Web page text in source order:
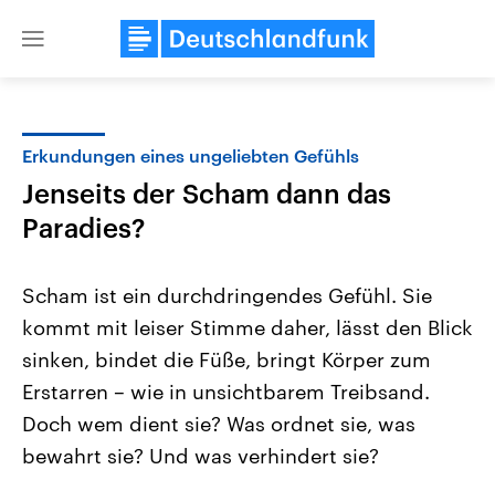
Close
Landtagswahl Sachsen-Anhalt
2026
Alle Informationen
September 2026 einen neuen
USA
Aktuelle Beiträge,
Hintergründe
Wirtschaftlich und
gehören die Vereinigten
Erkundungen eines ungeliebten Gefühls
Jenseits der Scham dann das
Paradies?
Scham ist ein durchdringendes Gefühl. Sie
kommt mit leiser Stimme daher, lässt den Blick
sinken, bindet die Füße, bringt Körper zum
Erstarren – wie in unsichtbarem Treibsand.
Doch wem dient sie? Was ordnet sie, was
bewahrt sie? Und was verhindert sie?